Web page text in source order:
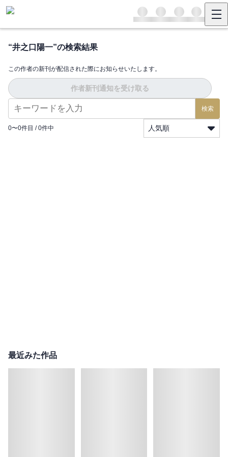
“井之口陽一”の検索結果
この作者の新刊が配信された際にお知らせいたします。
作者新刊通知を受け取る
検索
0〜0件目 / 0件中 人気順
最近みた作品